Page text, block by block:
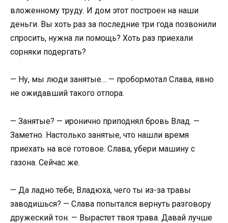
вложенному труду. И дом этот построен на наши
деньги. Вы хоть раз за последние три года позвонили
спросить, нужна ли помощь? Хоть раз приехали
сорняки подергать?
— Ну, мы люди занятые… — пробормотал Слава, явно
не ожидавший такого отпора.
— Занятые? — иронично приподнял бровь Влад. —
Заметно. Настолько занятые, что нашли время
приехать на всё готовое. Слава, убери машину с
газона. Сейчас же.
— Да ладно тебе, Владюха, чего ты из-за травы
заводишься? — Слава попытался вернуть разговору
дружеский тон. — Вырастет твоя трава. Давай лучше